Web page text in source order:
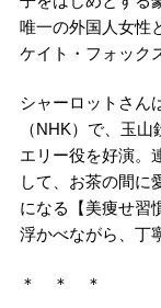
唯一の外国人女性
ケイト・フォック
シャーロットさん
（NHK）で、玉
エリー役を好演。
して、お茶の間に
になる【美痩せ習
浮かべながら、丁
＊ ＊ ＊